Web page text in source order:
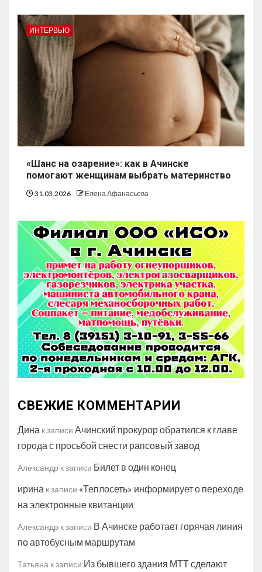
ИНТЕРВЬЮ
«Шанс на озарение»: как в Ачинске
помогают женщинам выбрать материнство
31.03.2026 Елена Афанасьева
СВЕЖИЕ КОММЕНТАРИИ
Дина к записи Ачинский прокурор обратился к главе
города с просьбой снести рапсовый завод
Александр к записи Билет в один конец
ирина к записи «Теплосеть» информирует о переходе
на электронные квитанции
Александр к записи В Ачинске работает горячая линия
по автобусным маршрутам
Татьяна к записи Из бывшего здания МТТ сделают